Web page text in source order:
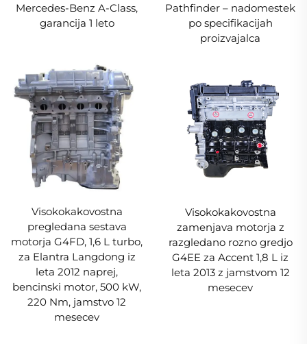
Mercedes-Benz A-Class,
garancija 1 leto
Pathfinder – nadomestek
po specifikacijah
proizvajalca
Visokokakovostna
pregledana sestava
motorja G4FD, 1,6 L turbo,
za Elantra Langdong iz
leta 2012 naprej,
bencinski motor, 500 kW,
220 Nm, jamstvo 12
mesecev
Visokokakovostna
zamenjava motorja z
razgledano rozno gredjo
G4EE za Accent 1,8 L iz
leta 2013 z jamstvom 12
mesecev